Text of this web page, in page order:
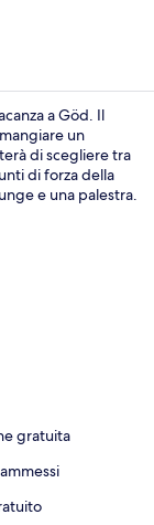
a Göd. Il
un
di scegliere tra
di forza della
e una palestra.
gratuita